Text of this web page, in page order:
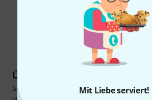
Mit Liebe serviert!
Über Harley Benton
Seit 1998 bedient die Marke Harley